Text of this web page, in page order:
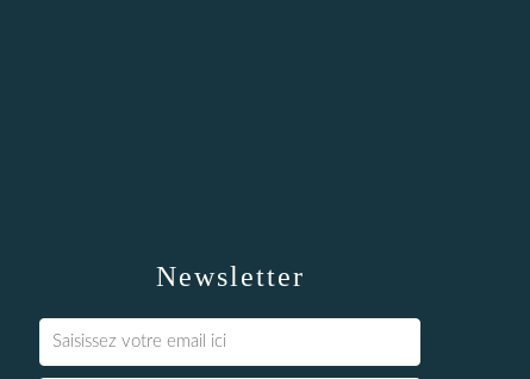
Newsletter